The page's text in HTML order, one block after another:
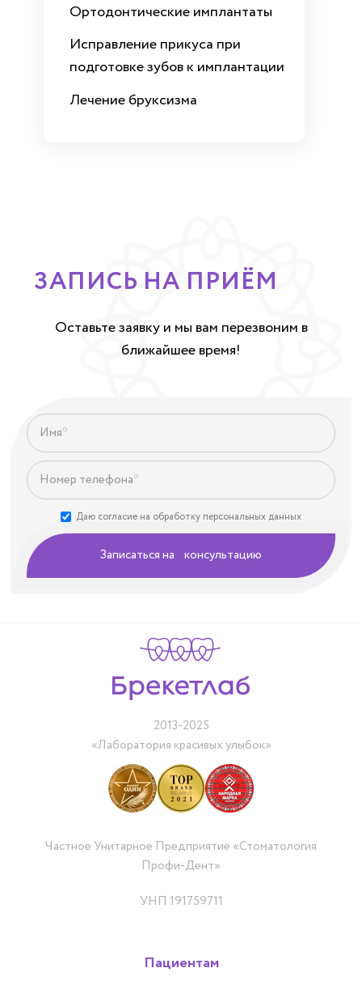
Ортодонтические имплантаты
Исправление прикуса при
подготовке зубов к имплантации
Лечение бруксизма
ЗАПИСЬ НА ПРИЁМ
Оставьте заявку и мы вам перезвоним в
ближайшее время!
Даю согласие на обработку персональных данных
Записаться на консультацию
2013-2025
«Лаборатория красивых улыбок»
Частное Унитарное Предприятие «Стоматология
Профи-Дент»
УНП 191759711
Пациентам